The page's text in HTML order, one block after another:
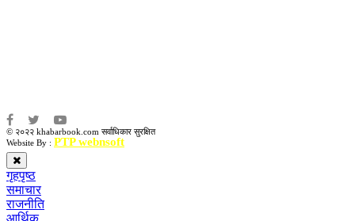
© २०२२ khabarbook.com सर्वाधिकार सुरक्षित
Website By : PTP webnsoft
गृहपृष्ठ
समाचार
राजनीति